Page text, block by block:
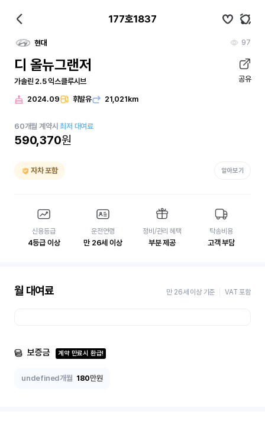
177호1837
현대 97
디 올뉴그랜저
가솔린 2.5 익스클루시브 공유
2024.09 휘발유 21,021km
60개월 계약시최저 대여료
590,370원
자차 포함 알아보기
신용등급
4등급 이상
운전연령
만 26세 이상
정비/관리 혜택
부분 제공
탁송비용
고객 부담
월 대여료 만 26세 이상 기준 VAT 포함
보증금 계약 만료시 환급!
undefined개월 180만원